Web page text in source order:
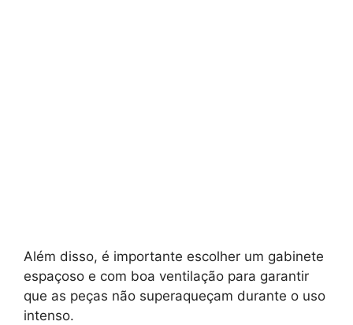
Além disso, é importante escolher um gabinete
espaçoso e com boa ventilação para garantir
que as peças não superaqueçam durante o uso
intenso.